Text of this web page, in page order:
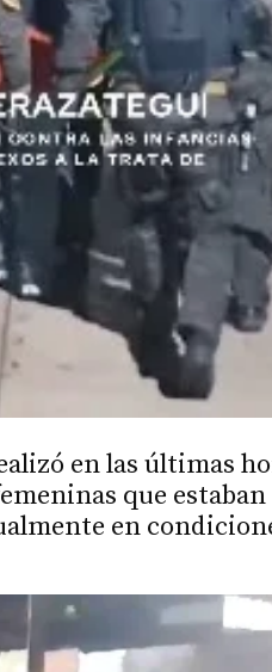
en las últimas
que
en